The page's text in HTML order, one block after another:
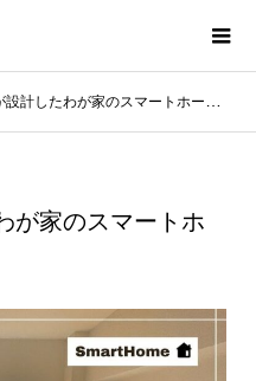
計したわが家のスマートホーム紹介
が家のスマートホ